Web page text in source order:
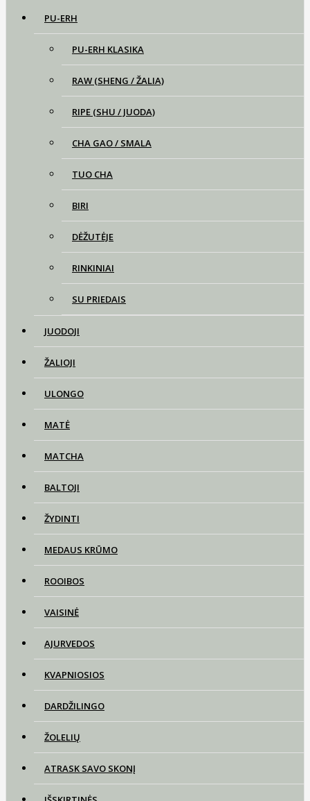
PU-ERH
PU-ERH KLASIKA
RAW (SHENG / ŽALIA)
RIPE (SHU / JUODA)
CHA GAO / SMALA
TUO CHA
BIRI
DĖŽUTĖJE
RINKINIAI
SU PRIEDAIS
JUODOJI
ŽALIOJI
ULONGO
MATĖ
MATCHA
BALTOJI
ŽYDINTI
MEDAUS KRŪMO
ROOIBOS
VAISINĖ
AJURVEDOS
KVAPNIOSIOS
DARDŽILINGO
ŽOLELIŲ
ATRASK SAVO SKONĮ